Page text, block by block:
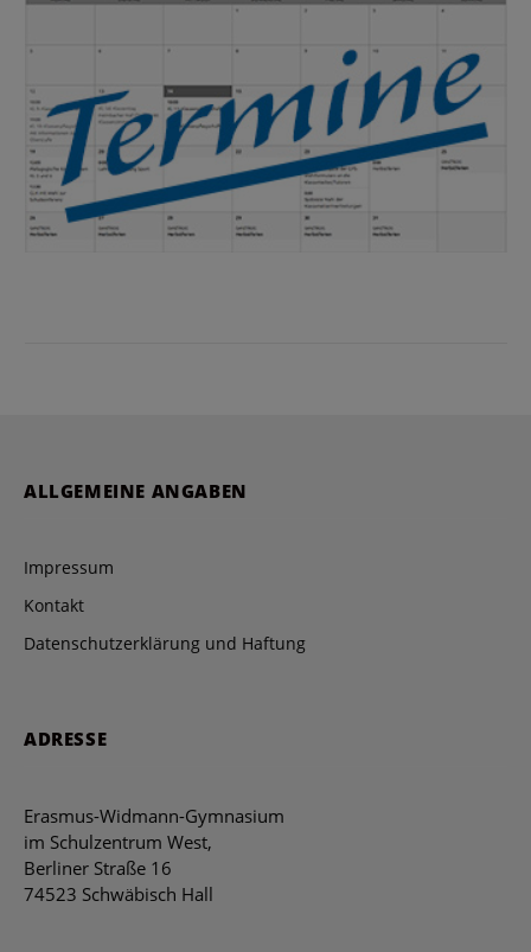
ALLGEMEINE ANGABEN
Impressum
Kontakt
Datenschutzerklärung und Haftung
ADRESSE
Erasmus-Widmann-Gymnasium
im Schulzentrum West,
Berliner Straße 16
74523 Schwäbisch Hall